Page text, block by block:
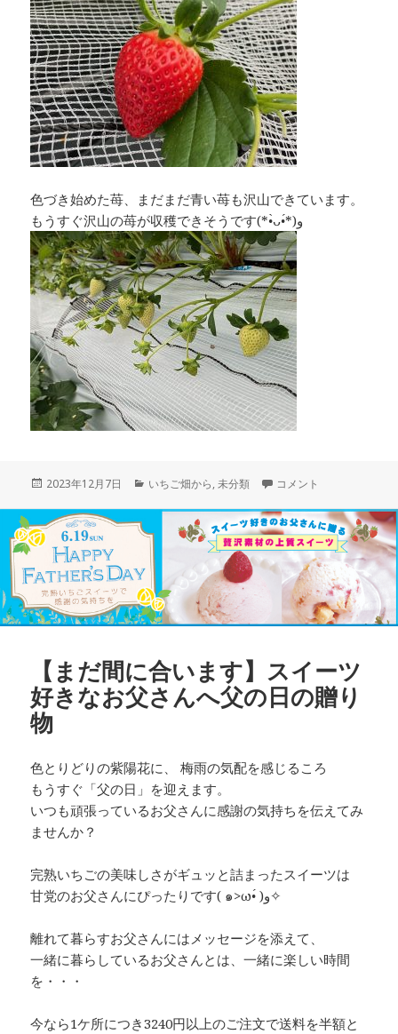
色づき始めた苺、まだまだ青い苺も沢山できています。
もうすぐ沢山の苺が収穫できそうです(*•̀ᴗ•́*)و
投
日:
2023年12月7日
カ
ゴ
リ
ー
いちご畑から,未分類 真っ赤な苺発見！に
コメント
【まだ間に合います】スイーツ
好きなお父さんへ父の日の贈り
物
色とりどりの紫陽花に、 梅雨の気配を感じるころ
もうすぐ「父の日」を迎えます。
いつも頑張っているお父さんに感謝の気持ちを伝えてみ
ませんか？
完熟いちごの美味しさがギュッと詰まったスイーツは
甘党のお父さんにぴったりです( ๑>ω•́ )ﻭ✧
離れて暮らすお父さんにはメッセージを添えて、
一緒に暮らしているお父さんとは、一緒に楽しい時間
を・・・
今なら1ケ所につき3240円以上のご注文で送料を半額と